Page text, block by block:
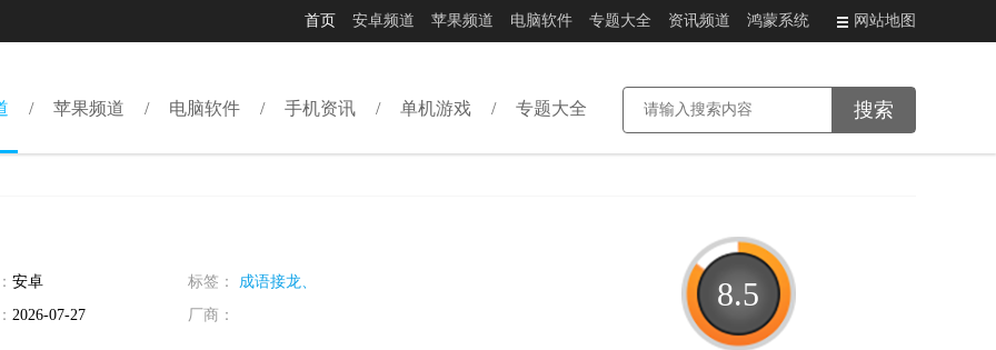
首页 安卓频道 苹果频道 电脑软件 专题大全 资讯频道 鸿蒙系统 网站地图
苹果频道 电脑软件 手机资讯 单机游戏 专题大全
安卓 标签：
成语接龙、
2026-07-27 厂商：
8.5